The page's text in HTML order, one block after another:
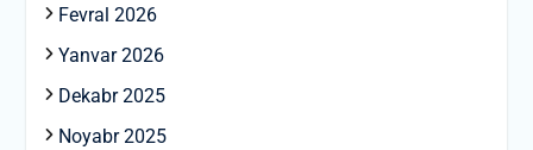
Fevral 2026
Yanvar 2026
Dekabr 2025
Noyabr 2025